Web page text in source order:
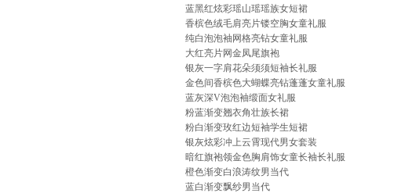
蓝黑红炫彩瑶山瑶瑶族女短裙
香槟色绒毛肩亮片镂空胸女童礼服
纯白泡泡袖网格亮钻女童礼服
大红亮片网金凤尾旗袍
银灰一字肩花朵须须短袖长礼服
金色间香槟色大蝴蝶亮钻蓬蓬女童礼服
蓝灰深V泡泡袖缎面女礼服
粉蓝渐变翘衣角壮族长裙
粉白渐变玫红边短袖学生短裙
银灰炫彩冲上云霄现代男女套装
暗红旗袍领金色胸肩饰女童长袖长礼服
橙色渐变白浪涛纹男当代
蓝白渐变飘纱男当代